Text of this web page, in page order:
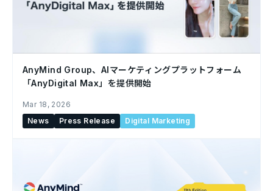
AnyMind Group、AIマーケティングプラットフォーム
「AnyDigital Max」を提供開始
Mar 18, 2026
News
Press Release Digital Marketing